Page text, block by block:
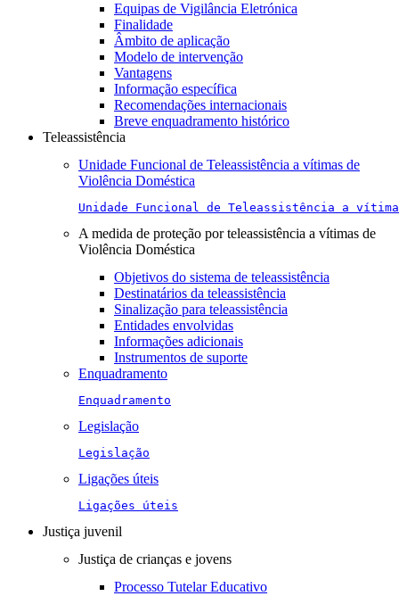
Equipas de Vigilância Eletrónica
Finalidade
Âmbito de aplicação
Modelo de intervenção
Vantagens
Informação específica
Recomendações internacionais
Breve enquadramento histórico
Teleassistência
Unidade Funcional de Teleassistência a vítimas de
Violência Doméstica
Unidade Funcional de Teleassistência a
A medida de proteção por teleassistência a vítimas de
Violência Doméstica
Objetivos do sistema de teleassistência
Destinatários da teleassistência
Sinalização para teleassistência
Entidades envolvidas
Informações adicionais
Instrumentos de suporte
Enquadramento
Enquadramento
Legislação
Legislação
Ligações úteis
Ligações úteis
Justiça juvenil
Justiça de crianças e jovens
Processo Tutelar Educativo